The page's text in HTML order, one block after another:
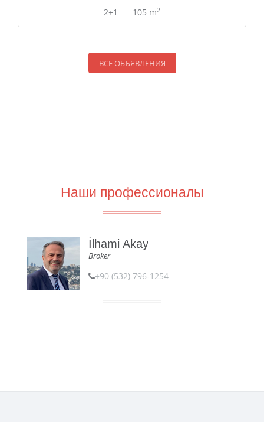
2+1 105 m2
ВСЕ ОБЪЯВЛЕНИЯ
Наши профессионалы
İlhami Akay
Broker
+90 (532) 796-1254